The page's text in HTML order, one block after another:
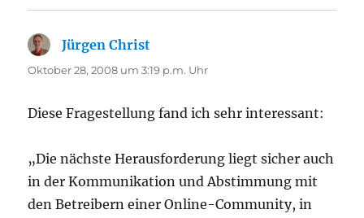
Jürgen Christ
Oktober 28, 2008 um 3:19 p.m. Uhr
Diese Fragestellung fand ich sehr interessant:
„Die nächste Herausforderung liegt sicher auch
in der Kommunikation und Abstimmung mit
den Betreibern einer Online-Community, in